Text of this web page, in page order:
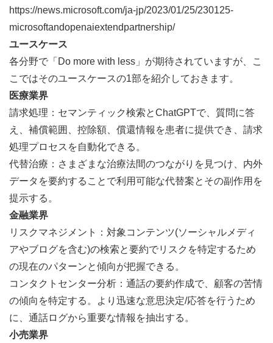
https://news.microsoft.com/ja-jp/2023/01/25/230125-
microsoftandopenaiextendpartnership/
ユースケース
各分野で「Do more with less」が期待されていますが、こ
こではそのユースケースの1部を紹介しておきます。
医療業界
請求処理：セマンティック検索とChatGPTで、質問に答
え、補償範囲、控除額、償還情報を患者に提供でき、請求
処理プロセスを自動化できる。
代替治療：さまざまな治療法間のつながりを見つけ、内外
データを要約することで利用可能な代替案とその副作用を
提示する。
金融業界
リスクマネジメント：対象コンテンツ(ソーシャルメディ
アやブログを含む)の検索と要約でリスクを特定するため
の現在のパターンと傾向が把握できる。
コンタクトセンター分析：通話の要約作成で、顧客の苦情
の傾向を特定する。より迅速な意思決定/応答を行うため
に、通話ログから重要な情報を抽出する。
小売業界